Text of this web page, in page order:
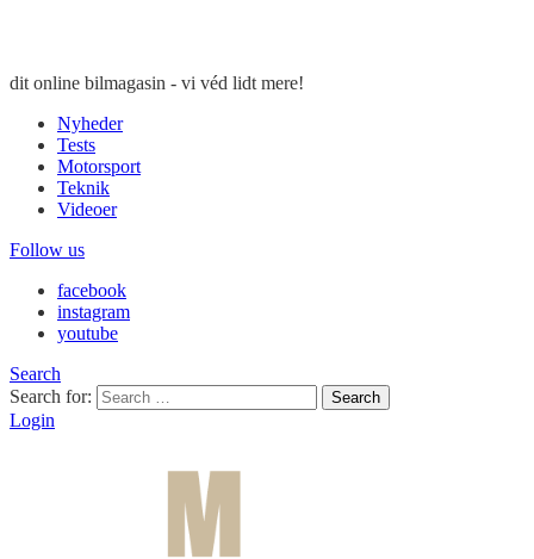
dit online bilmagasin - vi véd lidt mere!
Nyheder
Tests
Motorsport
Teknik
Videoer
Follow us
facebook
instagram
youtube
Search
Search for:
Search
Login